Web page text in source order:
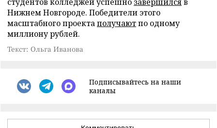
Нижнем Новгороде. Победители этого
масштабного проектаполучаютпо одному
миллиону рублей.
Текст: Ольга Иванова
Подписывайтесь на наши
каналы